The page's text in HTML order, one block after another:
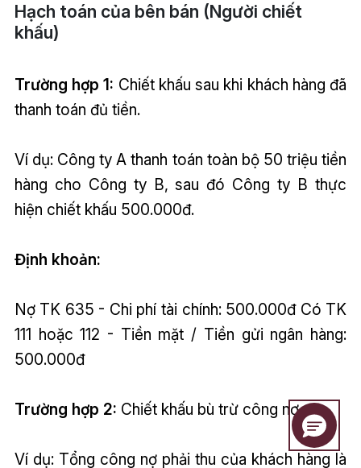
Hạch toán của bên bán (Người chiết
khấu)
Trường hợp 1: Chiết khấu sau khi khách hàng đã
thanh toán đủ tiền.
Ví dụ: Công ty A thanh toán toàn bộ 50 triệu tiền
hàng cho Công ty B, sau đó Công ty B thực
hiện chiết khấu 500.000đ.
Định khoản:
Nợ TK 635 - Chi phí tài chính: 500.000đ Có TK
111 hoặc 112 - Tiền mặt / Tiền gửi ngân hàng:
500.000đ
Trường hợp 2: Chiết khấu bù trừ công nợ
Ví dụ: Tổng công nợ phải thu của khách hàng là